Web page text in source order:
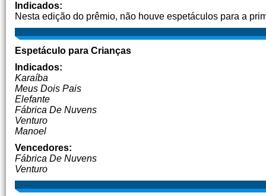
Indicados:
Nesta edição do prêmio, não houve espetáculos para a
Espetáculo para Crianças
Indicados:
Karaíba
Meus Dois Pais
Elefante
Fábrica De Nuvens
Venturo
Manoel
Vencedores:
Fábrica De Nuvens
Venturo